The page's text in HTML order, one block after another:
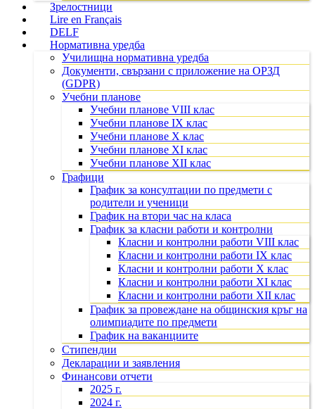
Зрелостници
Lire en Français
DELF
Нормативна уредба
Училищна нормативна уредба
Документи, свързани с приложение на ОРЗД
(GDPR)
Учебни планове
Учебни планове VIII клас
Учебни планове IX клас
Учебни планове X клас
Учебни планове XI клас
Учебни планове XII клас
Графици
График за консултации по предмети с
родители и ученици
График на втори час на класа
График за класни работи и контролни
Класни и контролни работи VIII клас
Класни и контролни работи IX клас
Класни и контролни работи X клас
Класни и контролни работи XI клас
Класни и контролни работи XII клас
График за провеждане на общинския кръг на
олимпиадите по предмети
График на ваканциите
Стипендии
Декларации и заявления
Финансови отчети
2025 г.
2024 г.